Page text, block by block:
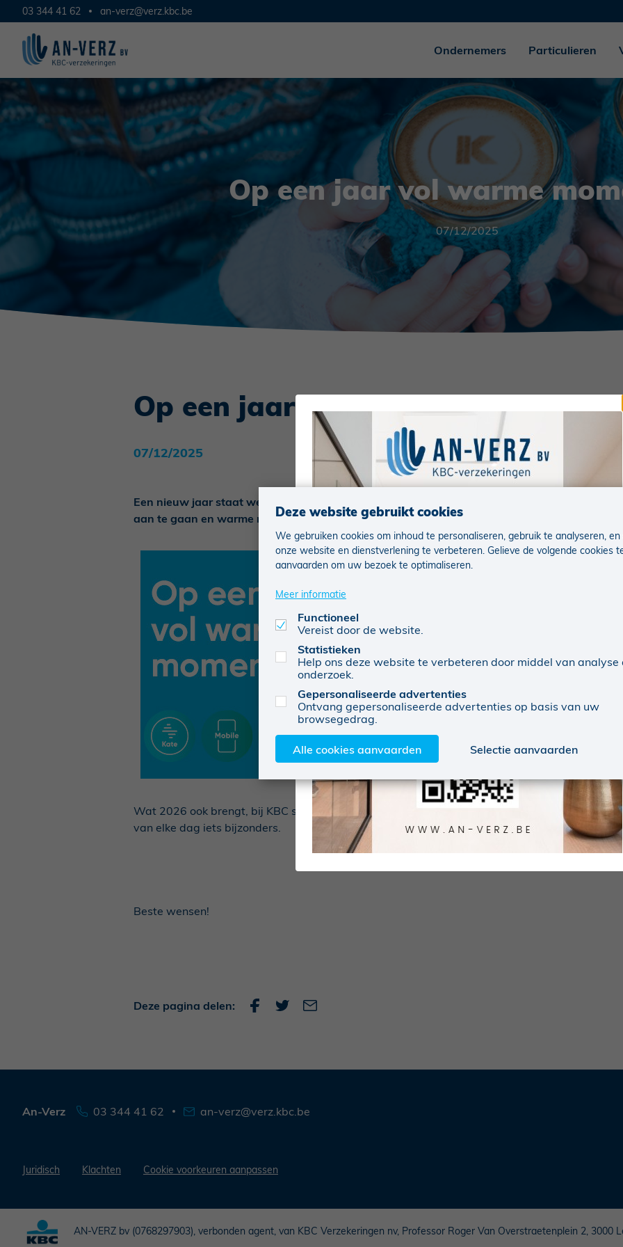
Ondernemers Particulieren
03 344 41 62 an-verz@verz.kbc.be
Op een jaar vol warme
07/12/2025
Op een jaar vol warme momenten.
07/12/2025
Een nieuw jaar staat weer voor de deur. Dat betekent 365 kansen om ervoor te gaan. Om
aan te gaan en warme momenten te beleven met je gezin, vrienden en collega’s.
Wat 2026 ook brengt, bij KBC staan we alvast klaar om met je mee te gaan. Zo maken we
van elke dag iets bijzonders.
Beste wensen!
Deze pagina delen:
An-Verz 03 344 41 62 an-verz@verz.kbc.be
Juridisch Klachten Cookie voorkeuren aanpassen
AN-VERZ bv (0768297903), verbonden agent, van KBC Verzekeringen nv, Professor Roger Van Overstraetenplein 2, 3000
Deze website gebruikt cookies
We gebruiken cookies om inhoud te personaliseren, gebruik te analyseren, en
onze website en dienstverlening te verbeteren. Gelieve de volgende cookies
aanvaarden om uw bezoek te optimaliseren.
Meer informatie
Functioneel
Vereist door de website.
Statistieken
Help ons deze website te verbeteren door middel van analyse
onderzoek.
Gepersonaliseerde advertenties
Ontvang gepersonaliseerde advertenties op basis van uw
browsegedrag.
Alle cookies aanvaarden Selectie aanvaarden